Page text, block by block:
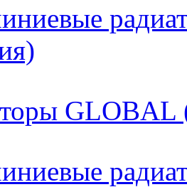
GLOBAL